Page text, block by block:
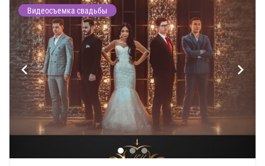
Видеосъемка свадьбы